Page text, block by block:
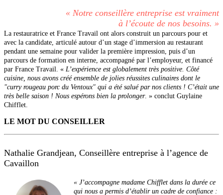
« Notre conseillère entreprise est vraiment
à l’écoute de nos besoins. »
La restauratrice et France Travail ont alors construit un parcours pour et
avec la candidate, articulé autour d’un stage d’immersion au restaurant
pendant une semaine pour valider la première impression, puis d’un
parcours de formation en interne, accompagné par l’employeur, et financé
par France Travail. « L’expérience est globalement très positive. Côté
cuisine, nous avons créé ensemble de jolies réussites culinaires dont le
"curry rougeau porc du Ventoux" qui a été salué par nos clients ! C’était une
très belle saison ! Nous espérons bien la prolonger. » conclut Guylaine
Chifflet.
LE MOT DU CONSEILLER
Nathalie Grandjean, Conseillère entreprise à l’agence de
Cavaillon
« J’accompagne madame Chifflet dans la durée ce
qui nous a permis d’établir un cadre de confiance :